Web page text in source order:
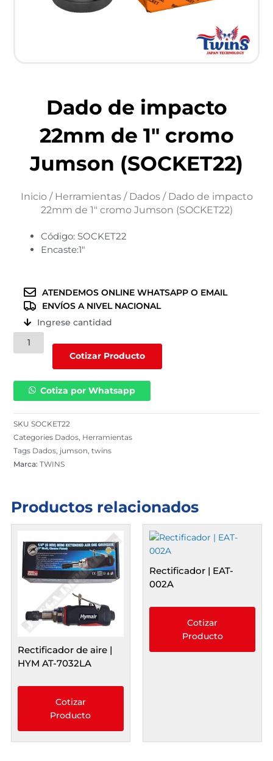
Dado de impacto
22mm de 1″ cromo
Jumson (SOCKET22)
Inicio/ Herramientas/ Dados/ Dado de impacto
22mm de 1″ cromo Jumson (SOCKET22)
Código: SOCKET22
Encaste:1″
ATENDEMOS ONLINE WHATSAPP O EMAIL
ENVÍOS A NIVEL NACIONAL
Ingrese cantidad
Dado
de
Cotizar Producto
Cotiza por Whatsapp
SKUSOCKET22
Categories Dados Herramientas
Tags Dados jumson ,twins
Marca:TWINS
Productos relacionados
Rectificador de aire |
HYM AT-7032LA
Cotizar
Producto
Rectificador | EAT-
002A
Cotizar
Producto